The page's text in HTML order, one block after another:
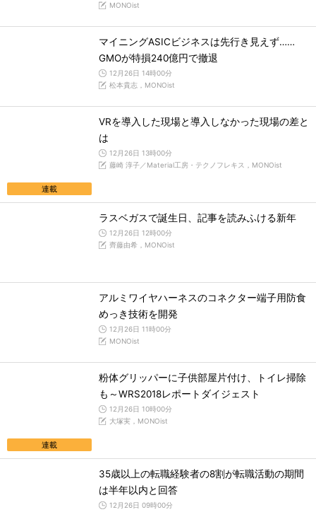
MONOist
マイニングASICビジネスは先行き見えず……
GMOが特損240億円で撤退
12月26日 14時00分
松本貴志，MONOist
連載
VRを導入した現場と導入しなかった現場の差と
は
12月26日 13時00分
藤崎 淳子／Material工房・テクノフレキス，MONOist
ラスベガスで誕生日、記事を読みふける新年
12月26日 12時00分
齊藤由希，MONOist
アルミワイヤハーネスのコネクター端子用防食
めっき技術を開発
12月26日 11時00分
MONOist
連載
粉体グリッパーに子供部屋片付け、トイレ掃除
も～WRS2018レポートダイジェスト
12月26日 10時00分
大塚実，MONOist
35歳以上の転職経験者の8割が転職活動の期間
は半年以内と回答
12月26日 09時00分